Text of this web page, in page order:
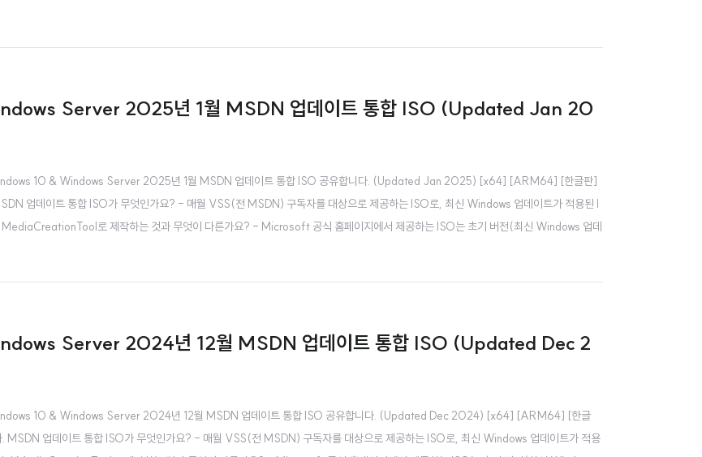
Server 2025년 1월 MSDN 업데이트 통합 ISO (Updated Jan 20
10 & Windows Server 2025년 1월 MSDN 업데이트 통합 ISO 공유합니다. (Updated Jan 2025) [x64] [ARM64] [한글판]
업데이트 통합 ISO가 무엇인가요? - 매월 VSS(전 MSDN) 구독자를 대상으로 제공하는 ISO로, 최신 Windows 업데이트가 적용된 I
로 제작하는 것과 무엇이 다른가요? - Microsoft 공식 홈페이지에서 제공하는 ISO는 초기 버전(최신 Windows 업데
Server 2024년 12월 MSDN 업데이트 통합 ISO (Updated Dec 2
10 & Windows Server 2024년 12월 MSDN 업데이트 통합 ISO 공유합니다. (Updated Dec 2024) [x64] [ARM64] [한글
MSDN 업데이트 통합 ISO가 무엇인가요? - 매월 VSS(전 MSDN) 구독자를 대상으로 제공하는 ISO로, 최신 Windows 업데이트가 적용